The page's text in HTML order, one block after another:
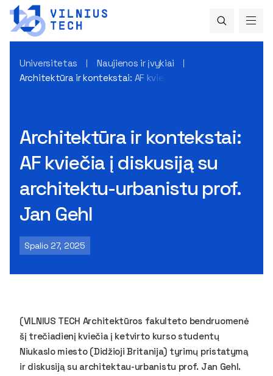
Universitetas
Naujienos ir įvykiai
Architektūra ir kontekstai: AF kviečia į diskusiją su
Architektūra ir kontekstai:
AF kviečia į diskusiją su
architektu-urbanistu prof.
Jan Gehl
Spalio 27, 2025
(VILNIUS TECH Architektūros fakulteto bendruomenė
šį trečiadienį kviečia į ketvirto kurso studentų
Niukaslo miesto (Didžioji Britanija) tyrimų pristatymą
ir diskusiją su architektau-urbanistu prof. Jan Gehl.